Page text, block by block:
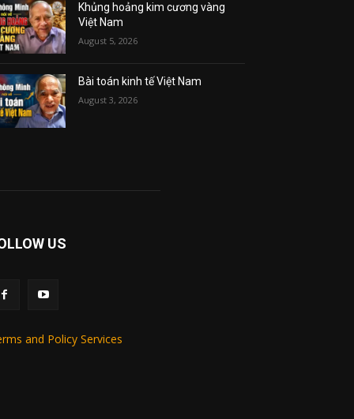
Khủng hoảng kim cương vàng
Việt Nam
August 5, 2026
Bài toán kinh tế Việt Nam
August 3, 2026
US
and Policy Services